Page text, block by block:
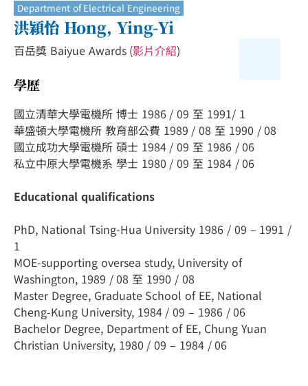
Department of Electrical Engineering
洪穎怡 Hong, Ying-Yi
百岳獎 Baiyue Awards (影片介紹)
學歷
國立清華大學電機所 博士 1986 / 09 至 1991/ 1
華盛頓大學電機所 教育部公費 1989 / 08 至 1990 / 08
國立成功大學電機所 碩士 1984 / 09 至 1986 / 06
私立中原大學電機系 學士 1980 / 09 至 1984 / 06
Educational qualifications
PhD, National Tsing-Hua University 1986 / 09 – 1991 /
1
MOE-supporting oversea study, University of
Washington, 1989 / 08 至 1990 / 08
Master Degree, Graduate School of EE, National
Cheng-Kung University, 1984 / 09 – 1986 / 06
Bachelor Degree, Department of EE, Chung Yuan
Christian University, 1980 / 09 – 1984 / 06